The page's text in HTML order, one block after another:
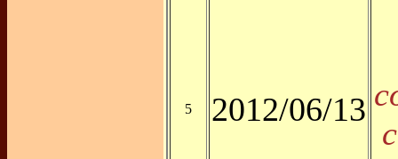
5 2012/06/13